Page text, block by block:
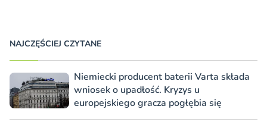
NAJCZĘŚCIEJ CZYTANE
Niemiecki producent baterii Varta składa
wniosek o upadłość. Kryzys u
europejskiego gracza pogłębia się